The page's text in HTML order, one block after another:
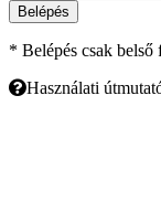
Belépés
* Belépés csak belső
Használati